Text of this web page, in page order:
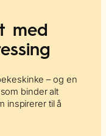
med
– og en
binder alt
inspirerer til å